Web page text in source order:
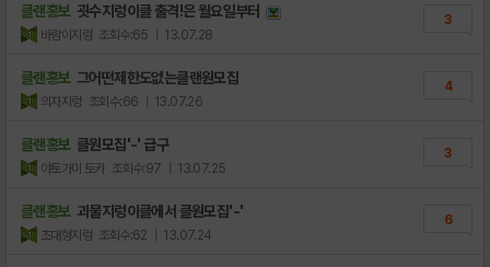
클랜홍보 굇수지렁이클 출격!은 월요일부터
바람이지렁 조회수:65 | 13.07.28
3
클랜홍보 그어떤제한도없는클랜원모집
의자지렁 조회수:66 | 13.07.26
4
클랜홍보 클원모집'-' 급구
야토가미 토카 조회수:97 | 13.07.25
3
클랜홍보 괴물지렁이클에서 클원모집'-'
초대형지렁 조회수:62 | 13.07.24
6